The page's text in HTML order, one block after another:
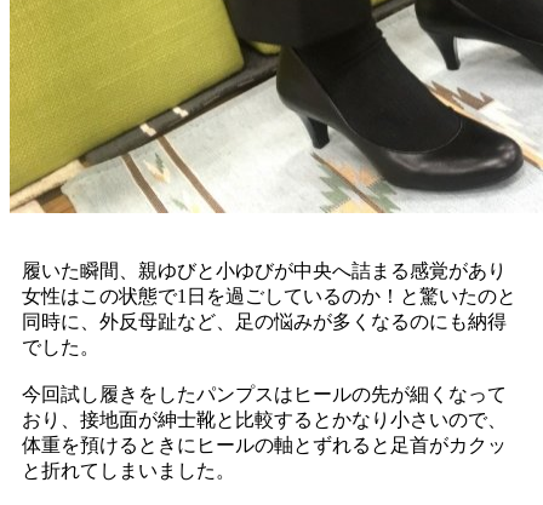
履いた瞬間、親ゆびと小ゆびが中央へ詰まる感覚があり
女性はこの状態で1日を過ごしているのか！と驚いたのと
同時に、外反母趾など、足の悩みが多くなるのにも納得
でした。
今回試し履きをしたパンプスはヒールの先が細くなって
おり、接地面が紳士靴と比較するとかなり小さいので、
体重を預けるときにヒールの軸とずれると足首がカクッ
と折れてしまいました。